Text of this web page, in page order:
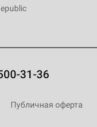
31-36
Публичная оферта